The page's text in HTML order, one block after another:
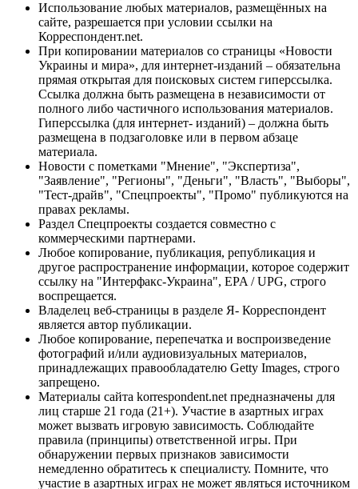
Использование любых материалов, размещённых на
сайте, разрешается при условии ссылки на
Корреспондент.net.
При копировании материалов со страницы «Новости
Украины и мира», для интернет-изданий – обязательна
прямая открытая для поисковых систем гиперссылка.
Ссылка должна быть размещена в независимости от
полного либо частичного использования материалов.
Гиперссылка (для интернет- изданий) – должна быть
размещена в подзаголовке или в первом абзаце
материала.
Новости с пометками "Мнение", "Экспертиза",
"Заявление", "Регионы", "Деньги", "Власть", "Выборы",
"Тест-драйв", "Спецпроекты", "Промо" публикуются на
правах рекламы.
Раздел Спецпроекты создается совместно с
коммерческими партнерами.
Любое копирование, публикация, републикация и
другое распространение информации, которое содержит
ссылку на "Интерфакс-Украина", EPA / UPG, строго
воспрещается.
Владелец веб-страницы в разделе Я- Корреспондент
является автор публикации.
Любое копирование, перепечатка и воспроизведение
фотографий и/или аудиовизуальных материалов,
принадлежащих правообладателю Getty Images, строго
запрещено.
Материалы сайта korrespondent.net предназначены для
лиц старше 21 года (21+). Участие в азартных играх
может вызвать игровую зависимость. Соблюдайте
правила (принципы) ответственной игры. При
обнаружении первых признаков зависимости
немедленно обратитесь к специалисту. Помните, что
участие в азартных играх не может являться источником